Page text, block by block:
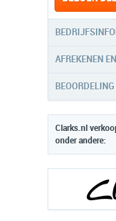
AFREKENEN
BEOORDELING
Clarks.nl
onder andere: